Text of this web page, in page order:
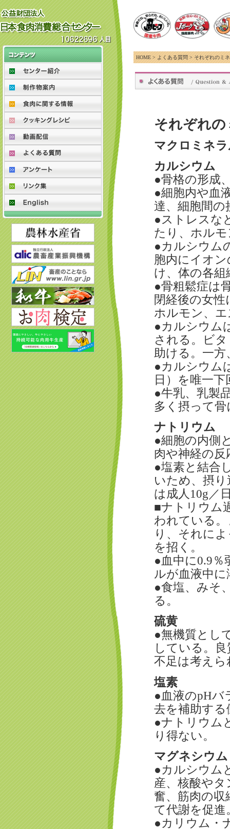
HOME > よくある質問 > それぞれのミ
それぞれ
マクロミネ
カルシウム
●骨格の形成
●細胞内や血
達、細胞間の
●ストレスな
たり、ホル
●カルシウム
胞内にイオ
け、体の各
●骨粗鬆症は
閉経後の女
ホルモン、
●カルシウム
される。ビ
助ける。一
●カルシウム
日）を唯一
●牛乳、乳製
多く摂って
ナトリウム
●細胞の内側
肉や神経の
●塩素と結合
いため、摂
は成人10g／
■ナトリウム
われている
り、それに
を招く。
●血中に0.9
ルが血液中
●食塩、みそ
る。
硫黄
●無機質とし
している。
不足は考え
塩素
●血液のpHバ
去を補助す
●ナトリウム
り得ない。
マグネシウム
●カルシウム
産、核酸や
奮、筋肉の
て代謝を促進
●カリウム・